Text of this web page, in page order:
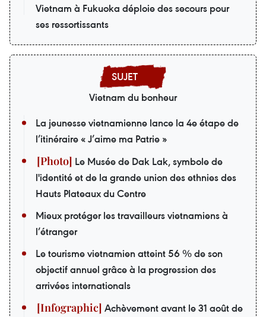
Vietnam à Fukuoka déploie des secours pour
ses ressortissants
Vietnam du bonheur
La jeunesse vietnamienne lance la 4e étape de
l’itinéraire « J’aime ma Patrie »
Le Musée de Dak Lak, symbole de
l'identité et de la grande union des ethnies des
Hauts Plateaux du Centre
Mieux protéger les travailleurs vietnamiens à
l’étranger
Le tourisme vietnamien atteint 56 % de son
objectif annuel grâce à la progression des
arrivées internationals
Achèvement avant le 31 août de